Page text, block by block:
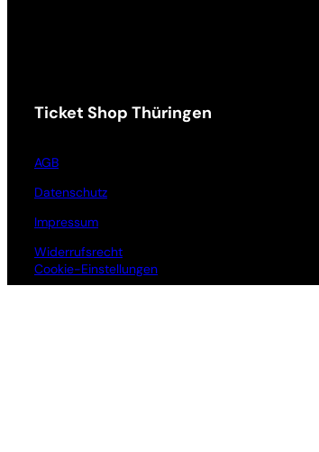
Ticket Shop Thüringen
AGB
Datenschutz
Impressum
Widerrufsrecht
Cookie-Einstellungen